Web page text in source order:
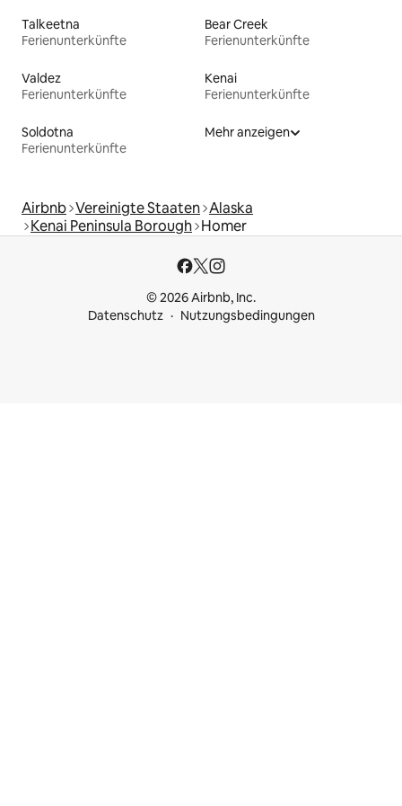
Talkeetna
Ferienunterkünfte
Bear Creek
Ferienunterkünfte
Valdez
Ferienunterkünfte
Kenai
Ferienunterkünfte
Soldotna
Ferienunterkünfte
Mehr anzeigen
Airbnb Vereinigte Staaten Alaska
Kenai Peninsula Borough Homer
© 2026 Airbnb, Inc.
Datenschutz
Nutzungsbedingungen